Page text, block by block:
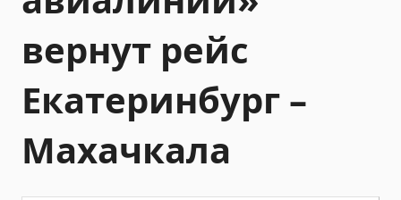
вернут рейс
Екатеринбург –
Махачкала